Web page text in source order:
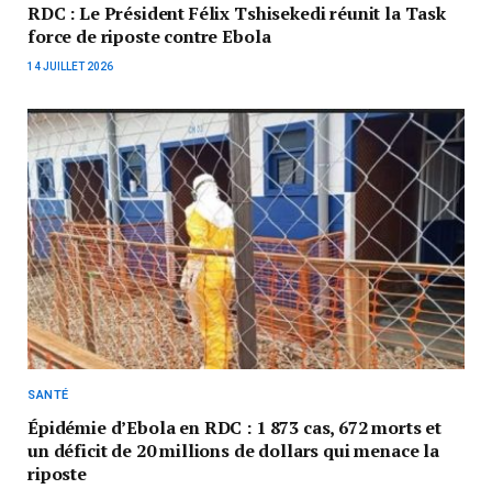
RDC : Le Président Félix Tshisekedi réunit la Task
force de riposte contre Ebola
14 JUILLET 2026
SANTÉ
Épidémie d’Ebola en RDC : 1 873 cas, 672 morts et
un déficit de 20 millions de dollars qui menace la
riposte